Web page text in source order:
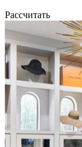
Рассчитать